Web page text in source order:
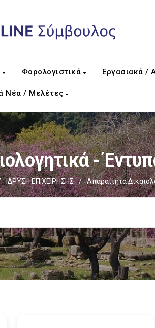
Φορολογιστικά Εργασιακά /
Νέα / Μελέτες
-
ΙΔΡΥΣΗ ΕΠΙΧΕΙΡΗΣΗΣ / Απαραίτητα